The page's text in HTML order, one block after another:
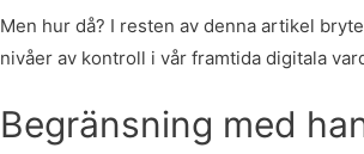
Men hur då? I resten av denna artikel
nivåer av kontroll i vår framtida digitala
Begränsning med